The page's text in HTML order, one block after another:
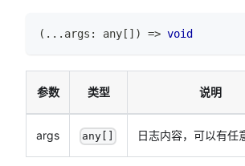
( ... args : any [ ] ) => void
参数 类型 说明
args any[] 日志内容，可以有任